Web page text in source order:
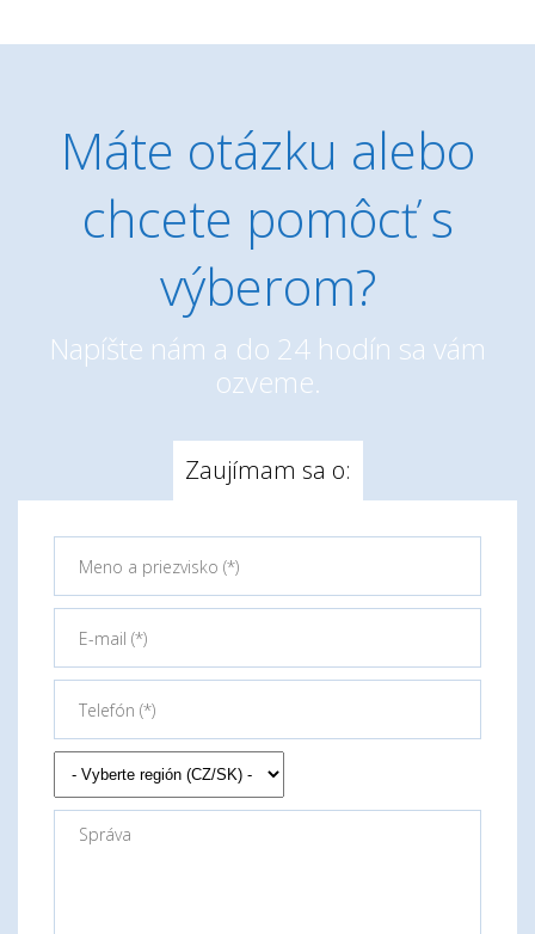
Máte otázku alebo
chcete pomôcť s
výberom?
Napíšte nám a do 24 hodín sa vám
ozveme.
Zaujímam sa o: